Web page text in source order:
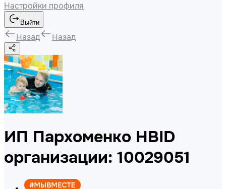
Настройки профиля
Выйти
Назад Назад
ИП Пархоменко НВID
организации: 10029051